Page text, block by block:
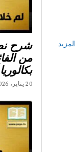
شرح
من
20 يناير، 2026